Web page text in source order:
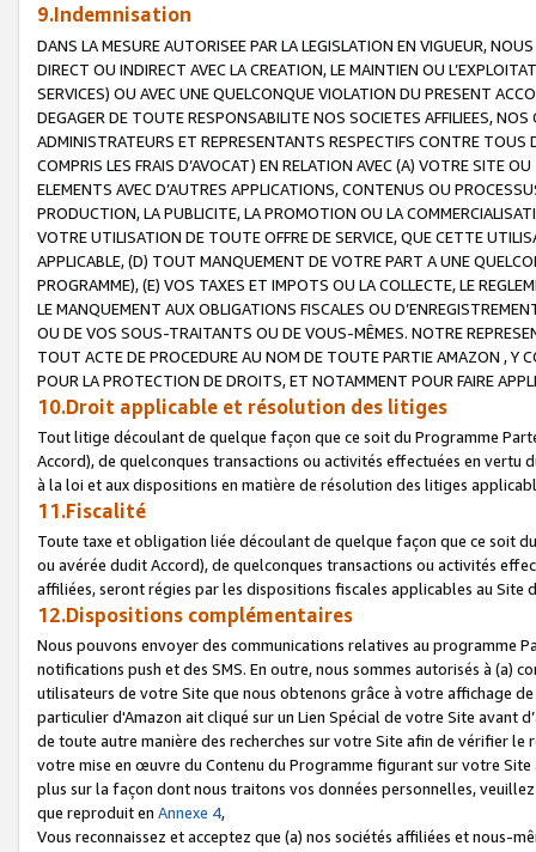
9.Indemnisation
DANS LA MESURE AUTORISEE PAR LA LEGISLATION EN VIGUEUR,
DIRECT OU INDIRECT AVEC LA CREATION, LE MAINTIEN OU
SERVICES) OU AVEC UNE QUELCONQUE VIOLATION DU PRESENT
DEGAGER DE TOUTE RESPONSABILITE NOS SOCIETES AFFILIEES,
ADMINISTRATEURS ET REPRESENTANTS RESPECTIFS CONTRE
COMPRIS LES FRAIS D’AVOCAT) EN RELATION AVEC (A) VOTRE SITE
ELEMENTS AVEC D’AUTRES APPLICATIONS, CONTENUS OU
PRODUCTION, LA PUBLICITE, LA PROMOTION OU LA
VOTRE UTILISATION DE TOUTE OFFRE DE SERVICE, QUE CETTE
APPLICABLE, (D) TOUT MANQUEMENT DE VOTRE PART A UNE
PROGRAMME), (E) VOS TAXES ET IMPOTS OU LA COLLECTE, LE
LE MANQUEMENT AUX OBLIGATIONS FISCALES OU
OU DE VOS SOUS-TRAITANTS OU DE VOUS-MÊMES. NOTRE
TOUT ACTE DE PROCEDURE AU NOM DE TOUTE PARTIE AMAZON , Y
POUR LA PROTECTION DE DROITS, ET NOTAMMENT POUR FAIRE
10.Droit applicable et résolution des litiges
Tout litige découlant de quelque façon que ce soit du Programme
Accord), de quelconques transactions ou activités effectuées en vertu
à la loi et aux dispositions en matière de résolution des litiges
11.Fiscalité
Toute taxe et obligation liée découlant de quelque façon que ce soit
ou avérée dudit Accord), de quelconques transactions ou activités
affiliées, seront régies par les dispositions fiscales applicables au Site
12.Dispositions complémentaires
Nous pouvons envoyer des communications relatives au programme
notifications push et des SMS. En outre, nous sommes autorisés à
utilisateurs de votre Site que nous obtenons grâce à votre affichage
particulier d'Amazon ait cliqué sur un Lien Spécial de votre Site avant
de toute autre manière des recherches sur votre Site afin de vérifier
votre mise en œuvre du Contenu du Programme figurant sur votre
plus sur la façon dont nous traitons vos données personnelles,
que reproduit en Annexe 4,
Vous reconnaissez et acceptez que (a) nos sociétés affiliées et nous-